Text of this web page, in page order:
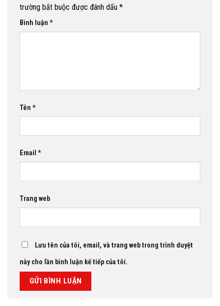
trường bắt buộc được đánh dấu *
Bình luận *
Tên *
Email *
Trang web
Lưu tên của tôi, email, và trang web trong trình duyệt
này cho lần bình luận kế tiếp của tôi.